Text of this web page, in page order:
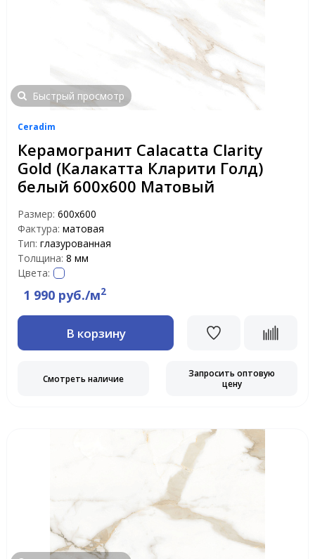
Быстрый просмотр
Ceradim
Керамогранит Calacatta Clarity
Gold (Калакатта Кларити Голд)
белый 600х600 Матовый
Размер: 600х600
Фактура: матовая
Тип: глазурованная
Толщина: 8 мм
Цвета:
1 990 руб./м2
В корзину
Смотреть наличие
Запросить оптовую
цену